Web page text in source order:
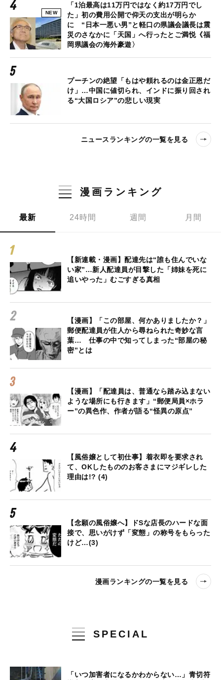
NEW
「1泊最高は11万円ではなく約17万円でし
た」初の費用公開で仰天の支出が明らか
に “日本一悪い男”と軽口の県議会議長は震
災のさなかに「天国」へ行ったとご満悦《福
岡県議会の海外豪遊〉
プーチンの絶望「もはや頼れるのは金正恩だ
け」…中国に値切られ、インドに振り回され
る“大国ロシア”の悲しい現実
ニュースランキングの一覧を見る
漫画ランキング
最新 24時間 週間 月間
【新連載・漫画】配達先は“誰も住んでいな
い家”…新人配達員が目撃した「姉妹を死に
追いやった」むごすぎる真相
【漫画】「この部屋、何かありましたか？」
郵便配達員が住人から尋ねられた奇妙な言
葉… 仕事の中で知ってしまった“部屋の秘
密”とは
【漫画】「配達員は、普通なら踏み込まない
ような場所にも行きます」“郵便局員×ホラ
ー”の異色作、作者が語る“怪異の原点”
【風俗嬢として初仕事】着衣即を要求され
て、OKしたもののお客さまにマジギレした
理由は!? (4)
【念願の風俗嬢へ】ドSな店長のハードな面
接で、思いがけず「変態」の称号をもらった
けど…(3)
漫画ランキングの一覧を見る
SPECIAL
「いつ加害者になるかわからない…」青切符